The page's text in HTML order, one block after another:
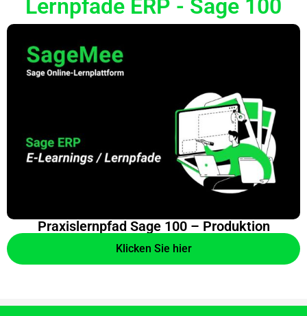
Lernpfade ERP - Sage 100
Praxislernpfad Sage 100 – Produktion
Klicken Sie hier